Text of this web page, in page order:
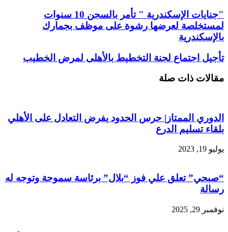
"جنايات الإسكندرية " تأمر بالسجن 10 سنوات
لمستخلصة لعرضها رشوة على موظف بجمارك
بالإسكندرية
تأجيل اجتماع لجنة التخطيط بالأهلى لمرض الخطيب
مقالات ذات صلة
الدوري الممتاز| حرس الحدود يفرض التعادل على الأهلي
بلقاء تسليم الدرع
يوليو 19, 2023
“صبحي” تعلق علي فوز “بلال” برئاسة سموحة وتوجه له
رسالة
نوفمبر 29, 2025